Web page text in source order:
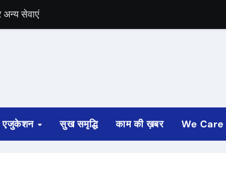
सेवाएं
पटरी से उतरी
एजुकेशन सुख समृद्धि काम की ख़बर We Care